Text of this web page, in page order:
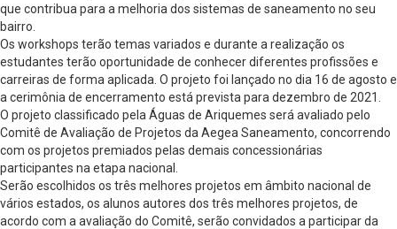
que contribua para a melhoria dos sistemas de saneamento no seu
bairro.
Os workshops terão temas variados e durante a realização os
estudantes terão oportunidade de conhecer diferentes profissões e
carreiras de forma aplicada. O projeto foi lançado no dia 16 de agosto e
a cerimônia de encerramento está prevista para dezembro de 2021.
O projeto classificado pela Águas de Ariquemes será avaliado pelo
Comitê de Avaliação de Projetos da Aegea Saneamento, concorrendo
com os projetos premiados pelas demais concessionárias
participantes na etapa nacional.
Serão escolhidos os três melhores projetos em âmbito nacional de
vários estados, os alunos autores dos três melhores projetos, de
acordo com a avaliação do Comitê, serão convidados a participar da